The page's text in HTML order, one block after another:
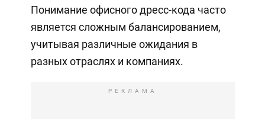
Понимание офисного дресс-кода часто
является сложным балансированием,
учитывая различные ожидания в
разных отраслях и компаниях.
РЕКЛАМА